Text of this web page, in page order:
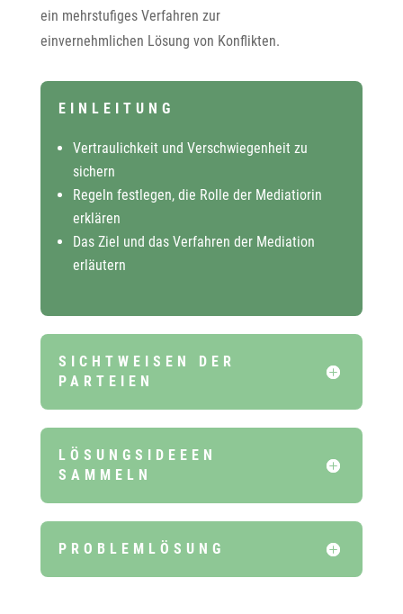
ein mehrstufiges Verfahren zur
einvernehmlichen Lösung von Konflikten.
EINLEITUNG
Vertraulichkeit und Verschwiegenheit zu
sichern
Regeln festlegen, die Rolle der Mediatiorin
erklären
Das Ziel und das Verfahren der Mediation
erläutern
SICHTWEISEN DER
PARTEIEN
LÖSUNGSIDEEEN
SAMMELN
PROBLEMLÖSUNG